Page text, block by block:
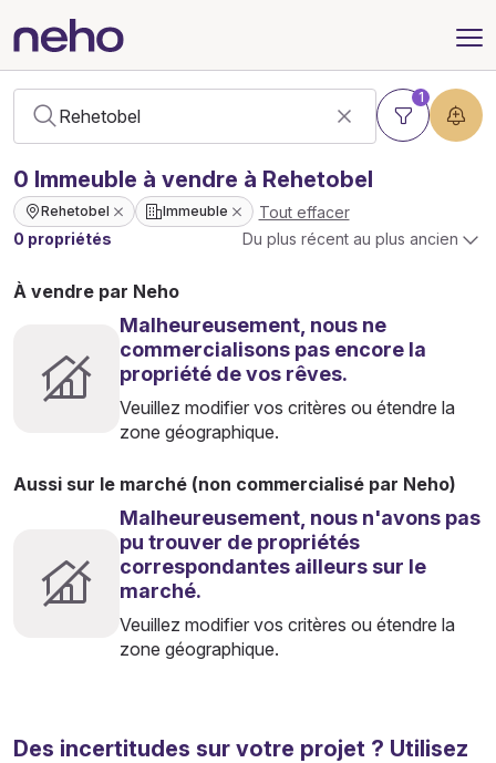
1
0 Immeuble à vendre à Rehetobel
Rehetobel Immeuble
Tout effacer
0 propriétés
Du plus récent au plus ancien
À vendre par Neho
Malheureusement, nous ne
commercialisons pas encore la
propriété de vos rêves.
Veuillez modifier vos critères ou étendre la
zone géographique.
Aussi sur le marché (non commercialisé par Neho)
Malheureusement, nous n'avons pas
pu trouver de propriétés
correspondantes ailleurs sur le
marché.
Veuillez modifier vos critères ou étendre la
zone géographique.
Des incertitudes sur votre projet ? Utilisez